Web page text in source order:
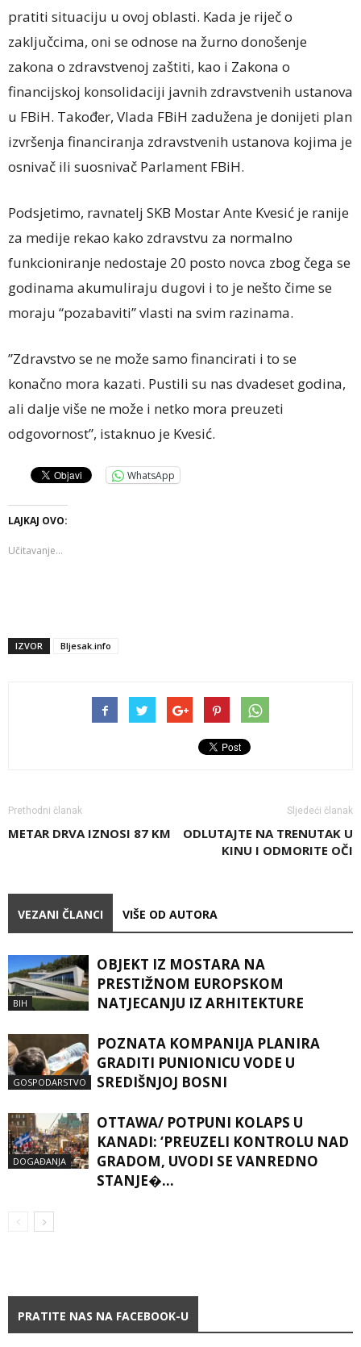
pratiti situaciju u ovoj oblasti. Kada je riječ o
zaključcima, oni se odnose na žurno donošenje
zakona o zdravstvenoj zaštiti, kao i Zakona o
financijskoj konsolidaciji javnih zdravstvenih ustanova
u FBiH. Također, Vlada FBiH zadužena je donijeti plan
izvršenja financiranja zdravstvenih ustanova kojima je
osnivač ili suosnivač Parlament FBiH.
Podsjetimo, ravnatelj SKB Mostar Ante Kvesić je ranije
za medije rekao kako zdravstvu za normalno
funkcioniranje nedostaje 20 posto novca zbog čega se
godinama akumuliraju dugovi i to je nešto čime se
moraju “pozabaviti” vlasti na svim razinama.
”Zdravstvo se ne može samo financirati i to se
konačno mora kazati. Pustili su nas dvadeset godina,
ali dalje više ne može i netko mora preuzeti
odgovornost”, istaknuo je Kvesić.
WhatsApp
LAJKAJ OVO:
Učitavanje...
IZVOR Bljesak.info
Prethodni članak
METAR DRVA IZNOSI 87 KM
Sljedeći članak
ODLUTAJTE NA TRENUTAK U
KINU I ODMORITE OČI
VEZANI ČLANCI VIŠE OD AUTORA
BIH
OBJEKT IZ MOSTARA NA
PRESTIŽNOM EUROPSKOM
NATJECANJU IZ ARHITEKTURE
GOSPODARSTVO
POZNATA KOMPANIJA PLANIRA
GRADITI PUNIONICU VODE U
SREDIŠNJOJ BOSNI
DOGAĐANJA
OTTAWA/ POTPUNI KOLAPS U
KANADI: ‘PREUZELI KONTROLU NAD
GRADOM, UVODI SE VANREDNO
STANJE�…
PRATITE NAS NA FACEBOOK-U